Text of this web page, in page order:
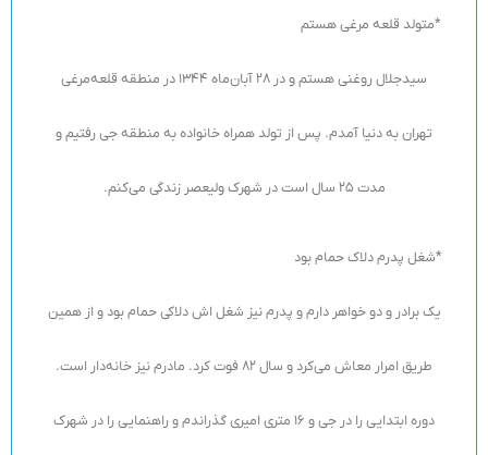
*متولد قلعه مرغی هستم
سیدجلال روغنی هستم و در 28 آبان‌ماه 1344 در منطقه قلعه‌مرغی
تهران به دنیا آمدم. پس از تولد همراه خانواده به منطقه جی رفتیم و
مدت 25 سال است در شهرک ولیعصر زندگی می‌کنم.
*شغل پدرم دلاک حمام بود
یک برادر و دو خواهر دارم و پدرم نیز شغل اش دلاکی حمام بود و از همین
طریق امرار معاش می‌کرد و سال 82 فوت کرد. مادرم نیز خانه‌دار است.
دوره ابتدایی را در جی و 16 متری امیری گذراندم و راهنمایی را در شهرک